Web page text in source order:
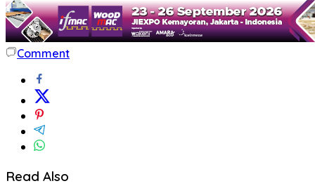
Comment
Read Also